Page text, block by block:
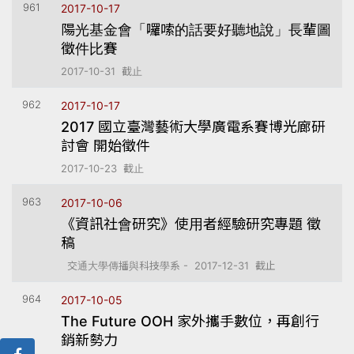
961 2017-10-17
陽光基金會「囉嗦的話要好聽地說」長輩圖
徵件比賽
2017-10-31 截止
962 2017-10-17
2017 國立臺灣藝術大學廣電系賽博光廊研
討會 開始徵件
2017-10-23 截止
963 2017-10-06
《資訊社會研究》使用者經驗研究專題 徵
稿
交通大學傳播與科技學系 - 2017-12-31 截止
964 2017-10-05
The Future OOH 家外攜手數位，再創行
銷新勢力